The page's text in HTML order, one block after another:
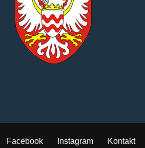
Facebook Instagram Kontakt